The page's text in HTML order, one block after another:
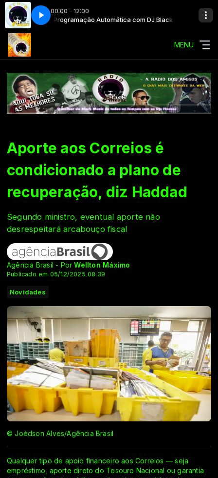
00:00 - 12:00
Finesse Programação Automática com DJ Black Finesse
MENU
Aporte aos Correios é
condicionado a plano de
recuperação, diz Haddad
Segundo ministro, eventual aporte não
desrespeitará arcabouço fiscal
Agência Brasil - PorWellton Máximo
Publicado em 05/12/2025 08:39
Novidades
© Joédson Alves/Agência Brasil
Qualquer tipo de apoio financeiro aos Correios — seja
empréstimo, aporte direto do Tesouro Nacional ou garantia